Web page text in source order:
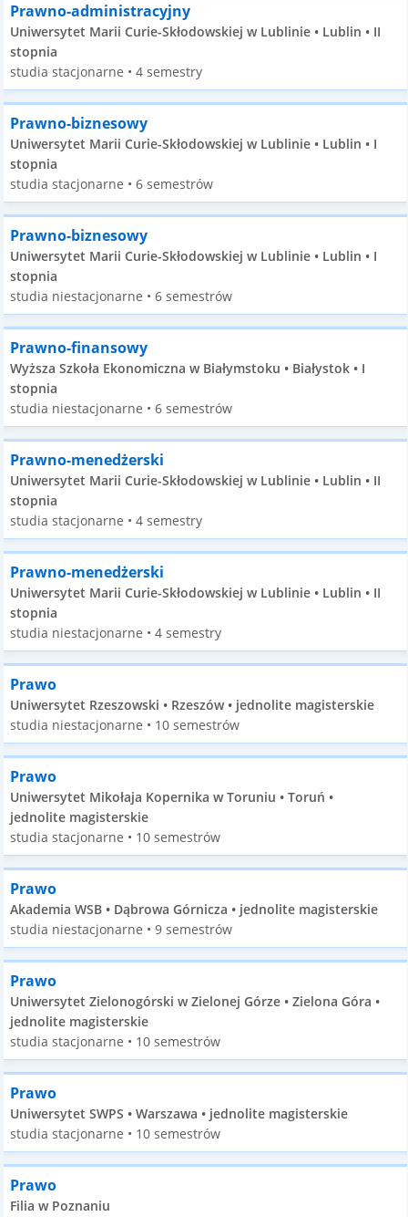
Prawno-administracyjny
Uniwersytet Marii Curie-Skłodowskiej w Lublinie • Lublin • II
stopnia
studia stacjonarne • 4 semestry
Prawno-biznesowy
Uniwersytet Marii Curie-Skłodowskiej w Lublinie • Lublin • I
stopnia
studia stacjonarne • 6 semestrów
Prawno-biznesowy
Uniwersytet Marii Curie-Skłodowskiej w Lublinie • Lublin • I
stopnia
studia niestacjonarne • 6 semestrów
Prawno-finansowy
Wyższa Szkoła Ekonomiczna w Białymstoku • Białystok • I
stopnia
studia niestacjonarne • 6 semestrów
Prawno-menedżerski
Uniwersytet Marii Curie-Skłodowskiej w Lublinie • Lublin • II
stopnia
studia stacjonarne • 4 semestry
Prawno-menedżerski
Uniwersytet Marii Curie-Skłodowskiej w Lublinie • Lublin • II
stopnia
studia niestacjonarne • 4 semestry
Prawo
Uniwersytet Rzeszowski • Rzeszów • jednolite magisterskie
studia niestacjonarne • 10 semestrów
Prawo
Uniwersytet Mikołaja Kopernika w Toruniu • Toruń •
jednolite magisterskie
studia stacjonarne • 10 semestrów
Prawo
Akademia WSB • Dąbrowa Górnicza • jednolite magisterskie
studia niestacjonarne • 9 semestrów
Prawo
Uniwersytet Zielonogórski w Zielonej Górze • Zielona Góra •
jednolite magisterskie
studia stacjonarne • 10 semestrów
Prawo
Uniwersytet SWPS • Warszawa • jednolite magisterskie
studia stacjonarne • 10 semestrów
Prawo
Filia w Poznaniu